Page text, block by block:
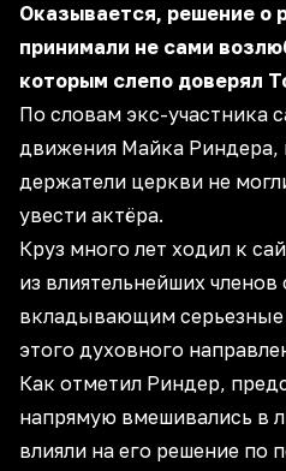
Оказывается, решение о
принимали не сами
которым слепо доверял
По словам экс-участника
движения Майка Риндера,
держатели церкви не
увести актёра.
Круз много лет ходил к
из влиятельнейших
вкладывающим серьезные
этого духовного
Как отметил Риндер,
напрямую вмешивались в
влияли на его решение по